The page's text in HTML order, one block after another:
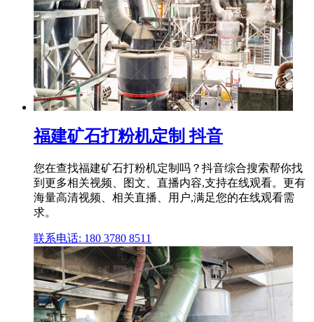
福建矿石打粉机定制 抖音
您在查找福建矿石打粉机定制吗？抖音综合搜索帮你找
到更多相关视频、图文、直播内容,支持在线观看。更有
海量高清视频、相关直播、用户,满足您的在线观看需
求。
联系电话: 180 3780 8511